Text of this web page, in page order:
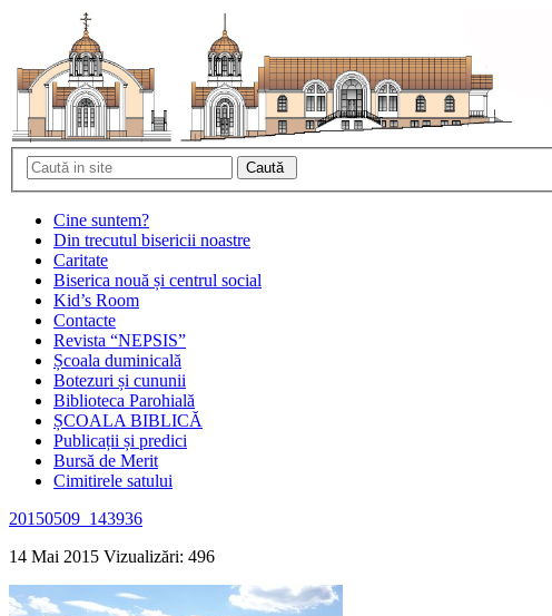
Cine suntem?
Din trecutul bisericii noastre
Caritate
Biserica nouă și centrul social
Kid’s Room
Contacte
Revista “NEPSIS”
Școala duminicală
Botezuri și cununii
Biblioteca Parohială
ȘCOALA BIBLICĂ
Publicații și predici
Bursă de Merit
Cimitirele satului
20150509_143936
14 Mai 2015 Vizualizări: 496